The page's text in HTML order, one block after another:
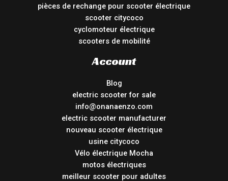
pièces de rechange pour scooter électrique
scooter citycoco
cyclomoteur électrique
scooters de mobilité
Account
Blog
electric scooter for sale
info@onanaenzo.com
electric scooter manufacturer
nouveau scooter électrique
usine citycoco
Vélo électrique Mocha
motos électriques
meilleur scooter pour adultes